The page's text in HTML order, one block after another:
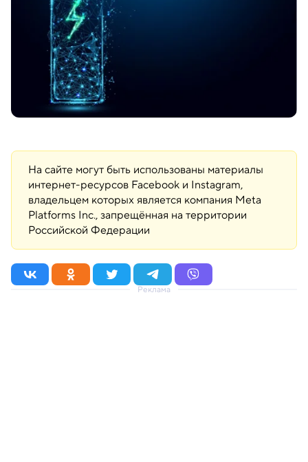
На сайте могут быть использованы материалы
интернет-ресурсов Facebook и Instagram,
владельцем которых является компания Meta
Platforms Inc., запрещённая на территории
Российской Федерации
Реклама